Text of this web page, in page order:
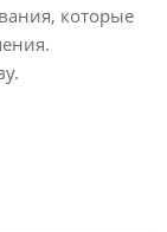
которые